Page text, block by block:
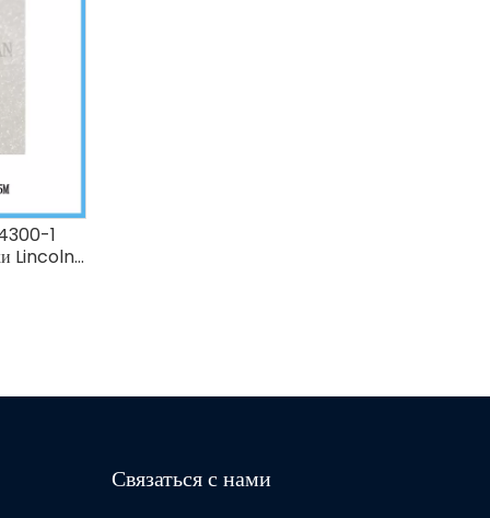
1
Lincoln
Связаться с нами